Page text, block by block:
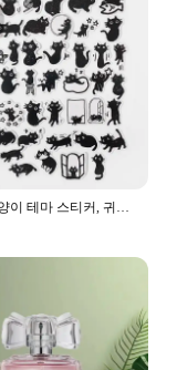
sizes to suit
and
for ease
for both
The
your skin,
a hassle-free
back, these
body parts,
귀여운 고양이 테마 스티커, 귀여운 고양이 스티커, 자기 접착 스크랩북 스티커, 노트북 플래너용 장식, 상자 당 45 개